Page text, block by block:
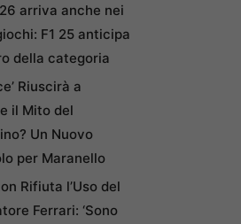
arriva anche nei
F1 25 anticipa
della categoria
Riuscirà a
il Mito del
Un Nuovo
per Maranello
Rifiuta l’Uso del
Ferrari: ‘Sono